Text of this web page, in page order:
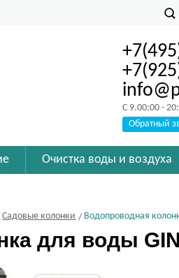
C 9.00:00 -
Обратный
Очистка воды и воздуха
Садовые колонки Водопроводная
для воды